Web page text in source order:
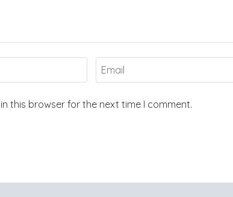
this browser for the next time I comment.